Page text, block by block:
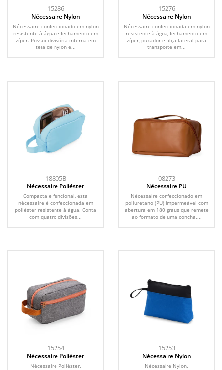
15286
Nécessaire Nylon
Nécessaire confeccionado em nylon
resistente à água e fechamento em
zíper. Possui divisória interna em
tela de nylon e...
15276
Nécessaire Nylon
Nécessaire confeccionada em nylon
resistente à água, fechamento em
zíper, puxador e alça lateral para
transporte em...
18805B
Nécessaire Poliéster
Compacta e funcional, esta
nécessaire é confeccionada em
poliéster resistente à água. Conta
com quatro divisões...
08273
Nécessaire PU
Nécessaire confeccionado em
poliuretano (PU) impermeável com
abertura em 180 graus que remete
ao formato de uma concha....
15254
Nécessaire Poliéster
Nécessaire Poliéster.
15253
Nécessaire Nylon
Nécessaire Nylon.